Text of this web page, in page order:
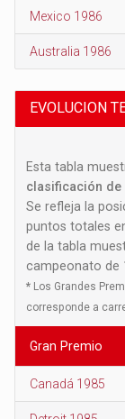
Mexico 1986
Australia 1986
EVOLUCION
Esta tabla
clasificación de
Se refleja la
puntos totales
de la tabla
campeonato de
* Los Grandes
corresponde a
Gran Premio
Canadá 1985